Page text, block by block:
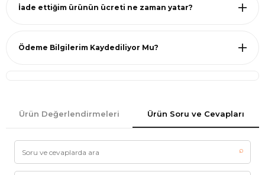
İade ettiğim ürünün ücreti ne zaman yatar?
Ödeme Bilgilerim Kaydediliyor Mu?
Ürün Değerlendirmeleri Ürün Soru ve Cevapları
⌕